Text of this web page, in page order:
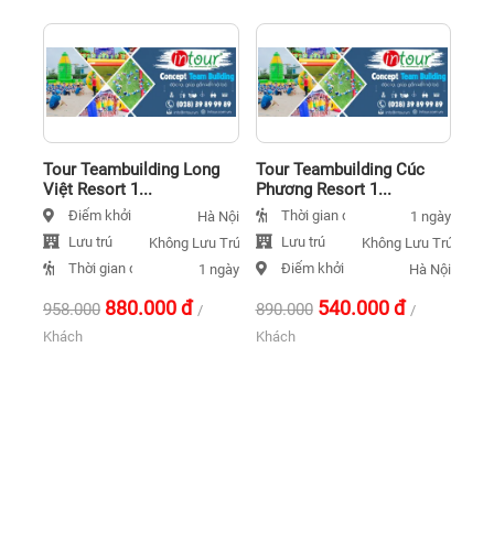
Tour Teambuilding Long
Việt Resort 1...
Điểm khởi hành
Hà Nội
Lưu trú
Không Lưu Trú
Thời gian đi
1 ngày
958.000 880.000đ /
Khách
Tour Teambuilding Cúc
Phương Resort 1...
Thời gian đi
1 ngày
Lưu trú
Không Lưu Trú
Điểm khởi hành
Hà Nội
890.000 540.000đ /
Khách